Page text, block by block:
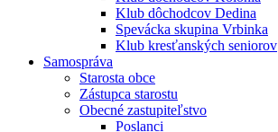
Klub dôchodcov Dedina
Spevácka skupina Vrbinka
Klub kresťanských seniorov
Samospráva
Starosta obce
Zástupca starostu
Obecné zastupiteľstvo
Poslanci